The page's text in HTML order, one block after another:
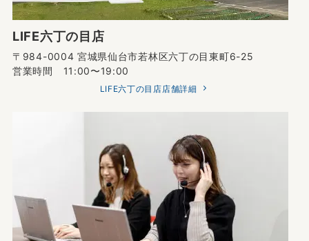
LIFE六丁の目店
〒984-0004 宮城県仙台市若林区六丁の目東町6-25
営業時間 11:00〜19:00
LIFE六丁の目店店舗詳細